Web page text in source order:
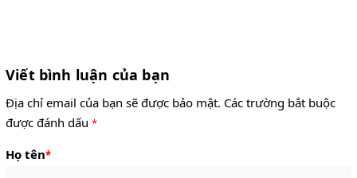
Viết bình luận của bạn
Địa chỉ email của bạn sẽ được bảo mật. Các trường bắt buộc
được đánh dấu *
Họ tên*